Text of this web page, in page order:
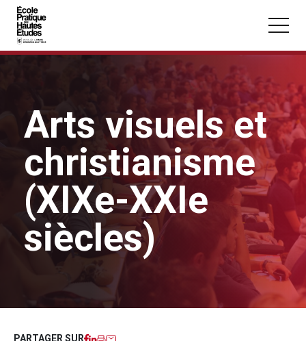
Vous recherchez peut-être :
Master Section
Arts visuels et
christianisme
(XIXe-XXIe
siècles)
PARTAGER SUR Facebook
LinkedIn
Imprimer
Panneau de gestion des cookies